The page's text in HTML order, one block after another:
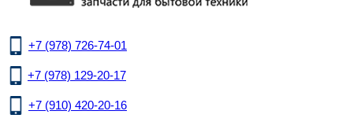
+7 (978) 726-74-01
+7 (978) 129-20-17
+7 (910) 420-20-16